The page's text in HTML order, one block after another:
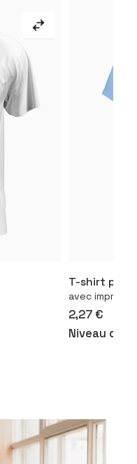
T-shirt pour
avec imprimé
2,27 €
Niveau de